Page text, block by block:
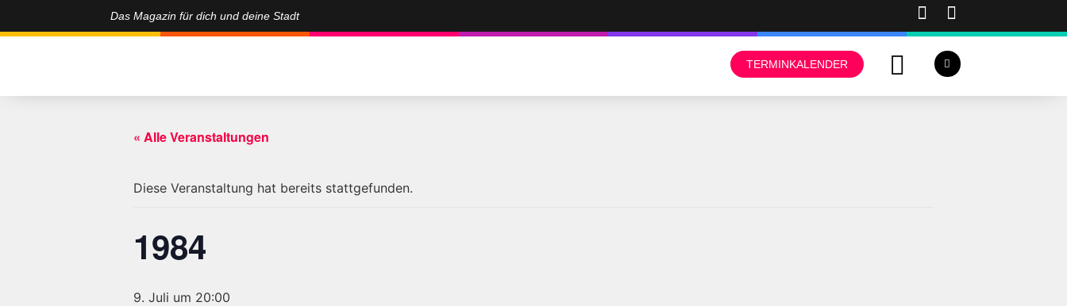
Das Magazin für dich und deine Stadt
TERMINKALENDER
« Alle Veranstaltungen
Diese Veranstaltung hat bereits stattgefunden.
1984
9. Juli um 20:00